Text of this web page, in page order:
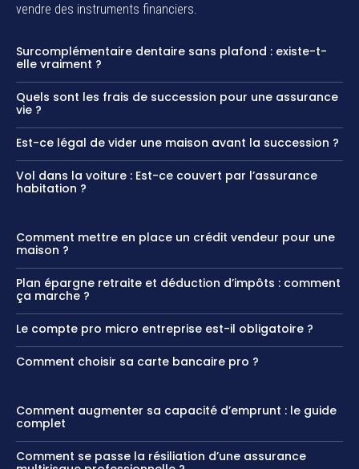
vendre des instruments financiers.
Surcomplémentaire dentaire sans plafond : existe-t-
elle vraiment ?
Quels sont les frais de succession pour une assurance
vie ?
Est-ce légal de vider une maison avant la succession ?
Vol dans la voiture : Est-ce couvert par l’assurance
habitation ?
Comment mettre en place un crédit vendeur pour une
maison ?
Plan épargne retraite et déduction d’impôts : comment
ça marche ?
Le compte pro micro entreprise est-il obligatoire ?
Comment choisir sa carte bancaire pro ?
Comment augmenter sa capacité d’emprunt : le guide
complet
Comment se passe la résiliation d’une assurance